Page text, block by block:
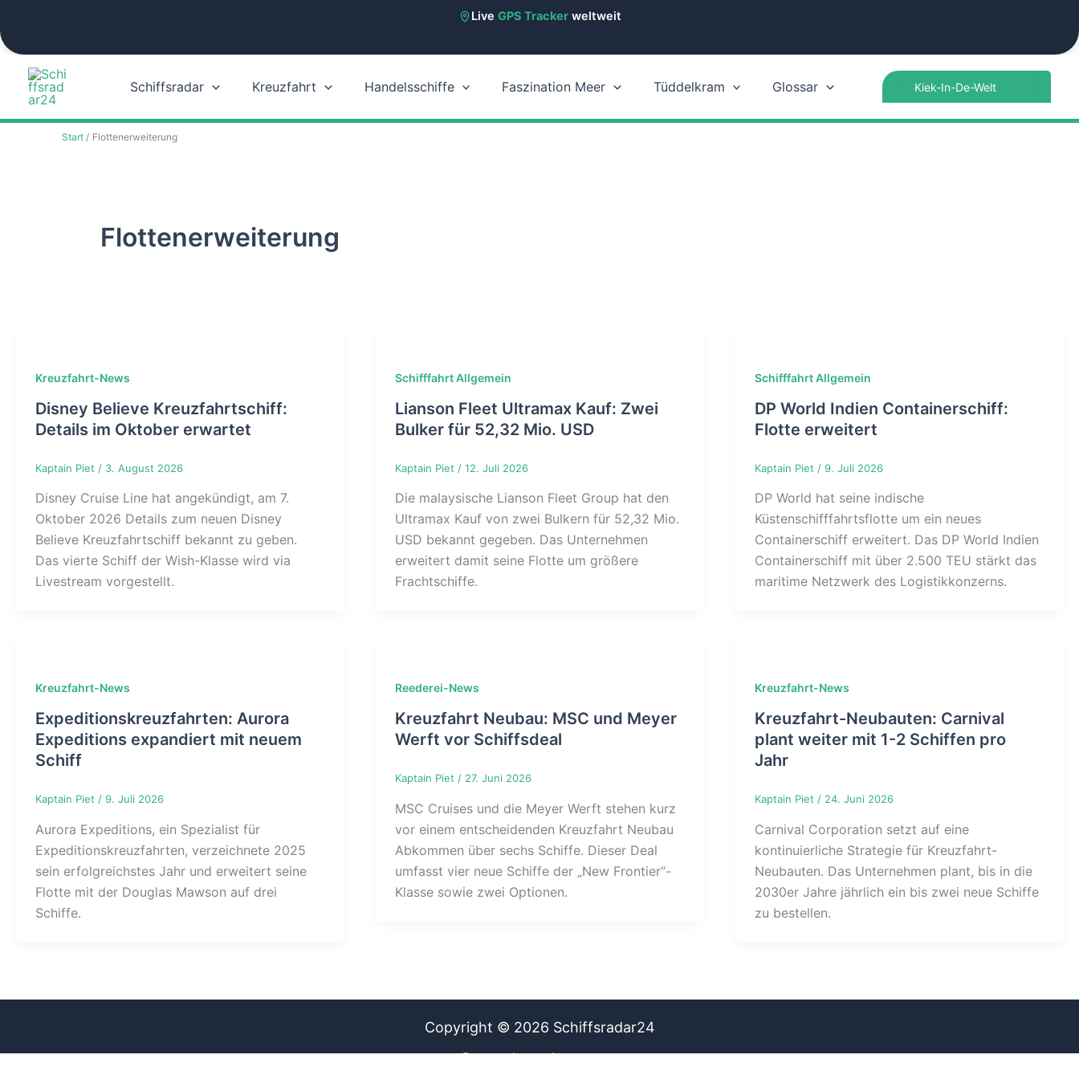
Live GPS Trackerweltweit
Zum
springen
Schiffsradar Kreuzfahrt Handelsschiffe Faszination Meer Tüddelkram Glossar
Start Flottenerweiterung
Flottenerweiterung
Kreuzfahrt-News
Disney Believe Kreuzfahrtschiff:
Details im Oktober erwartet
Kaptain Piet / 3. August 2026
Disney Cruise Line hat angekündigt, am 7.
Oktober 2026 Details zum neuen Disney
Believe Kreuzfahrtschiff bekannt zu geben.
Das vierte Schiff der Wish-Klasse wird via
Livestream vorgestellt.
Schifffahrt Allgemein
Lianson Fleet Ultramax Kauf: Zwei
Bulker für 52,32 Mio. USD
Kaptain Piet / 12. Juli 2026
Die malaysische Lianson Fleet Group hat den
Ultramax Kauf von zwei Bulkern für 52,32 Mio.
USD bekannt gegeben. Das Unternehmen
erweitert damit seine Flotte um größere
Frachtschiffe.
Schifffahrt Allgemein
DP World Indien Containerschiff:
Flotte erweitert
Kaptain Piet / 9. Juli 2026
DP World hat seine indische
Küstenschifffahrtsflotte um ein neues
Containerschiff erweitert. Das DP World Indien
Containerschiff mit über 2.500 TEU stärkt das
maritime Netzwerk des Logistikkonzerns.
Kreuzfahrt-News
Expeditionskreuzfahrten: Aurora
Expeditions expandiert mit neuem
Schiff
Kaptain Piet / 9. Juli 2026
Aurora Expeditions, ein Spezialist für
Expeditionskreuzfahrten, verzeichnete 2025
sein erfolgreichstes Jahr und erweitert seine
Flotte mit der Douglas Mawson auf drei
Schiffe.
Reederei-News
Kreuzfahrt Neubau: MSC und Meyer
Werft vor Schiffsdeal
Kaptain Piet / 27. Juni 2026
MSC Cruises und die Meyer Werft stehen kurz
vor einem entscheidenden Kreuzfahrt Neubau
Abkommen über sechs Schiffe. Dieser Deal
umfasst vier neue Schiffe der „New Frontier“-
Klasse sowie zwei Optionen.
Kreuzfahrt-News
Kreuzfahrt-Neubauten: Carnival
plant weiter mit 1-2 Schiffen pro
Jahr
Kaptain Piet / 24. Juni 2026
Carnival Corporation setzt auf eine
kontinuierliche Strategie für Kreuzfahrt-
Neubauten. Das Unternehmen plant, bis in die
2030er Jahre jährlich ein bis zwei neue Schiffe
zu bestellen.
Copyright © 2026 Schiffsradar24
Datenschutz Impressum